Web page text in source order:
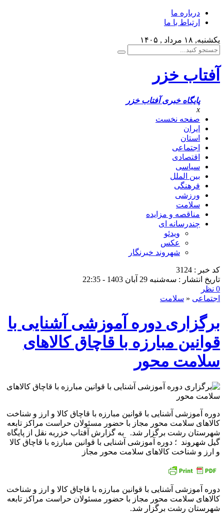
درباره ما
ارتباط با ما
یکشنبه, ۱۸ مرداد , ۱۴۰۵
آفتاب خزر
پایگاه خبری آفتاب خزر
x
صفحه نخست
ایران
استان
اجتماعی
اقتصادی
سیاسی
بین الملل
فرهنگی
ورزشی
سلامت
مناقصه و مزایده
چندرسانه ای
ویدئو
عکس
شهروند خبرنگار
کد خبر : 3124
تاریخ انتشار : سه‌شنبه 29 آبان 1403 - 22:35
0 نظر
اجتماعی « سلامت
برگزاری دوره آموزشی آشنایی با
قوانین مبارزه با قاچاق کالاهای
سلامت محور
دوره آموزشی آشنایی با قوانین مبارزه با قاچاق کالا و ارز و شناخت
کالاهای سلامت محور مجاز با حضور مسئولان حراست مراکز تابعه
شهرستان رشت برگزار شد. به گزارش آفتاب خزربه نقل از پایگاه
گیل شهروند ؛ دوره آموزشی آشنایی با قوانین مبارزه با قاچاق کالا
و ارز و شناخت کالاهای سلامت محور مجاز
دوره آموزشی آشنایی با قوانین مبارزه با قاچاق کالا و ارز و شناخت
کالاهای سلامت محور مجاز با حضور مسئولان حراست مراکز تابعه
شهرستان رشت برگزار شد.